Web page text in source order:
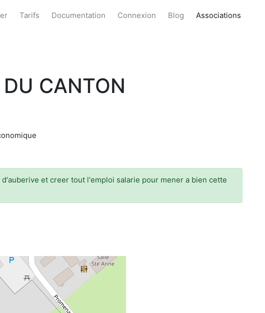
Tarifs Documentation Connexion Blog Associations
CANTON
et creer tout l'emploi salarie pour mener a bien cette